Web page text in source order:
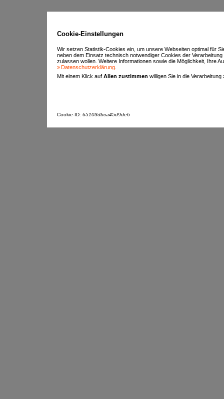
Cookie-Einstellungen
Wir setzen Statistik-Cookies ein, um unsere Webseiten optimal für
neben dem Einsatz technisch notwendiger Cookies der
zulassen wollen. Weitere Informationen sowie die Möglichkeit, Ihre
Datenschutzerklärung
Mit einem Klick auf Allen zustimmen willigen Sie in die
Cookie-ID: 65103dbca45d9de6